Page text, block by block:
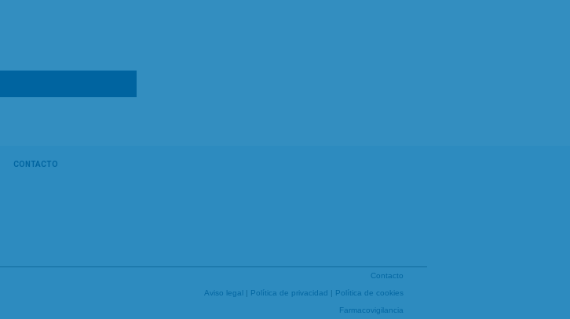
CONTACTO
Contacto
Aviso legal | Política de privacidad | Política de cookies
Farmacovigilancia